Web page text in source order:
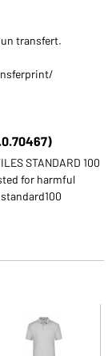
transfert.
STANDARD 100
for harmful